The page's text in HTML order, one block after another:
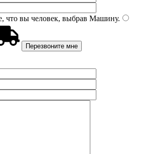
что вы человек, выбрав Машину.